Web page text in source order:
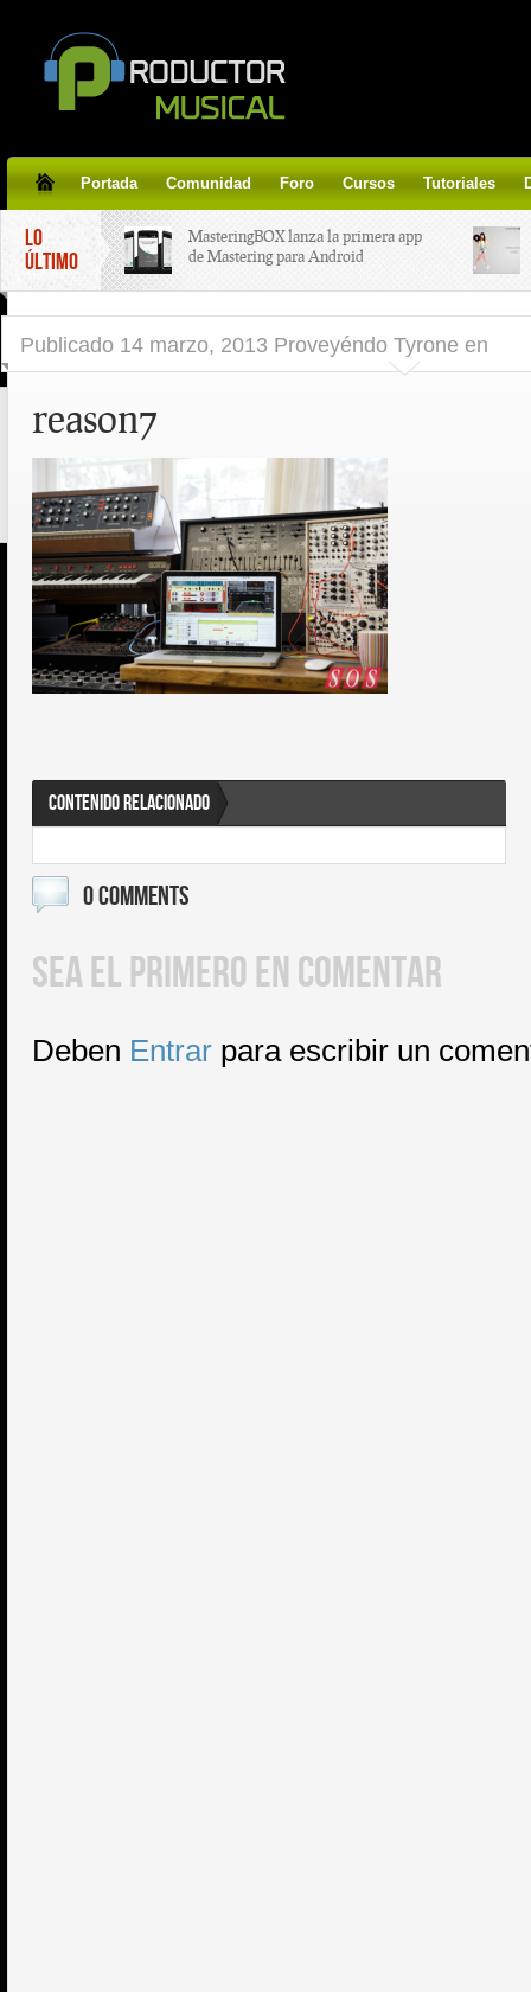
Portada Comunidad Foro Cursos Tutoriales
LO
ÚLTIMO
MasteringBOX lanza la primera app
de Mastering para Android
line gratis!
Tutorial de CLA Effects, aprende a
aplicar efectos a tus voces.
Publicado 14 marzo, 2013 Proveyéndo Tyrone en
reason7
CONTENIDO RELACIONADO
0 COMMENTS
SEA EL PRIMERO EN COMENTAR
Deben Entrar para escribir un